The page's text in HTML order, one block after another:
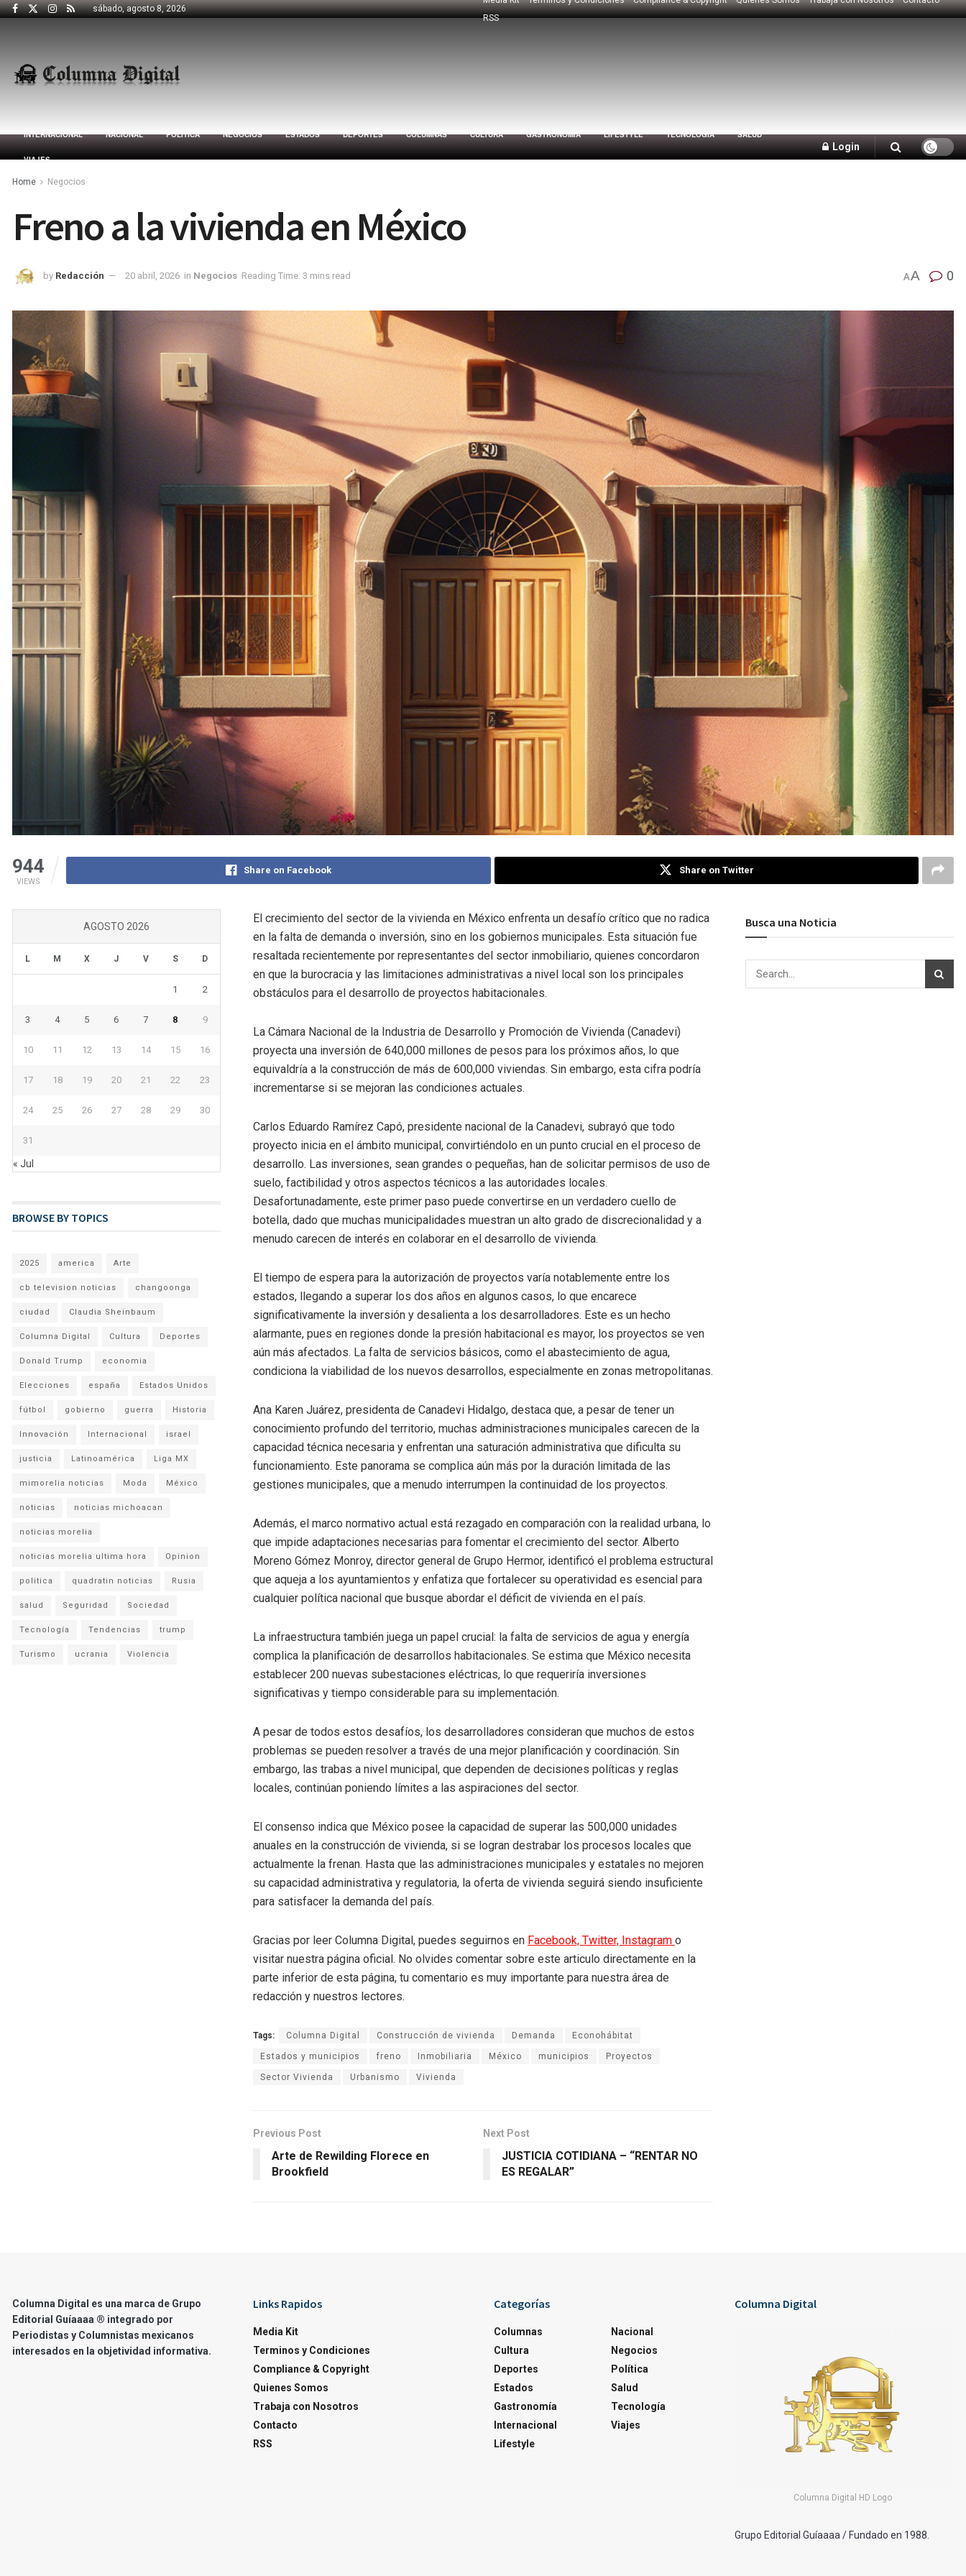
sábado, agosto 8, 2026
RSS
INTERNACIONAL NACIONAL POLÍTICA NEGOCIOS ESTADOS DEPORTES COLUMNAS CULTURA GASTRONOMÍA LIFESTYLE TECNOLOGÍA SALUD
VIAJES
Login
Home Negocios
Freno a la vivienda en México
by Redacción 20 abril, 2026 in Negocios Reading Time: 3 mins read AA 0
944
VIEWS
Share on Facebook Share on Twitter
El crecimiento del sector de la vivienda en México enfrenta un desafío crítico que no radica
en la falta de demanda o inversión, sino en los gobiernos municipales. Esta situación fue
resaltada recientemente por representantes del sector inmobiliario, quienes concordaron
en que la burocracia y las limitaciones administrativas a nivel local son los principales
obstáculos para el desarrollo de proyectos habitacionales.
La Cámara Nacional de la Industria de Desarrollo y Promoción de Vivienda (Canadevi)
proyecta una inversión de 640,000 millones de pesos para los próximos años, lo que
equivaldría a la construcción de más de 600,000 viviendas. Sin embargo, esta cifra podría
incrementarse si se mejoran las condiciones actuales.
Carlos Eduardo Ramírez Capó, presidente nacional de la Canadevi, subrayó que todo
proyecto inicia en el ámbito municipal, convirtiéndolo en un punto crucial en el proceso de
desarrollo. Las inversiones, sean grandes o pequeñas, han de solicitar permisos de uso de
suelo, factibilidad y otros aspectos técnicos a las autoridades locales.
Desafortunadamente, este primer paso puede convertirse en un verdadero cuello de
botella, dado que muchas municipalidades muestran un alto grado de discrecionalidad y a
menudo carecen de interés en colaborar en el desarrollo de vivienda.
El tiempo de espera para la autorización de proyectos varía notablemente entre los
estados, llegando a superar los dos años en algunos casos, lo que encarece
significativamente la inversión y desalienta a los desarrolladores. Este es un hecho
alarmante, pues en regiones donde la presión habitacional es mayor, los proyectos se ven
aún más afectados. La falta de servicios básicos, como el abastecimiento de agua,
condiciona la viabilidad de los nuevos desarrollos, especialmente en zonas metropolitanas.
Ana Karen Juárez, presidenta de Canadevi Hidalgo, destaca que, a pesar de tener un
conocimiento profundo del territorio, muchas administraciones municipales carecen de la
capacidad técnica necesaria y enfrentan una saturación administrativa que dificulta su
funcionamiento. Este panorama se complica aún más por la duración limitada de las
gestiones municipales, que a menudo interrumpen la continuidad de los proyectos.
Además, el marco normativo actual está rezagado en comparación con la realidad urbana, lo
que impide adaptaciones necesarias para fomentar el crecimiento del sector. Alberto
Moreno Gómez Monroy, director general de Grupo Hermor, identificó el problema estructural
que aqueja a los ayuntamientos y enfatiza que fortalecer su operatividad es esencial para
cualquier política nacional que busque abordar el déficit de vivienda en el país.
La infraestructura también juega un papel crucial: la falta de servicios de agua y energía
complica la planificación de desarrollos habitacionales. Se estima que México necesita
establecer 200 nuevas subestaciones eléctricas, lo que requeriría inversiones
significativas y tiempo considerable para su implementación.
A pesar de todos estos desafíos, los desarrolladores consideran que muchos de estos
problemas se pueden resolver a través de una mejor planificación y coordinación. Sin
embargo, las trabas a nivel municipal, que dependen de decisiones políticas y reglas
locales, continúan poniendo límites a las aspiraciones del sector.
El consenso indica que México posee la capacidad de superar las 500,000 unidades
anuales en la construcción de vivienda, si se logran destrabar los procesos locales que
actualmente la frenan. Hasta que las administraciones municipales y estatales no mejoren
su capacidad administrativa y regulatoria, la oferta de vivienda seguirá siendo insuficiente
para satisfacer la demanda del país.
Gracias por leer Columna Digital, puedes seguirnos en Facebook, Twitter, Instagram o
visitar nuestra página oficial. No olvides comentar sobre este articulo directamente en la
parte inferior de esta página, tu comentario es muy importante para nuestra área de
redacción y nuestros lectores.
Tags: Columna Digital Construcción de vivienda Demanda Econohábitat
Estados y municipios freno Inmobiliaria México municipios Proyectos
Sector Vivienda Urbanismo Vivienda
Previous Post
Arte de Rewilding Florece en
Brookfield
Next Post
JUSTICIA COTIDIANA – “RENTAR NO
ES REGALAR”
AGOSTO 2026
L M X J V S D
1 2
3 4 5 6 7 8 9
10 11 12 13 14 15 16
17 18 19 20 21 22 23
24 25 26 27 28 29 30
31
« Jul
BROWSE BY TOPICS
2025 america Arte
cb television noticias changoonga
ciudad Claudia Sheinbaum
Columna Digital Cultura Deportes
Donald Trump economia
Elecciones españa Estados Unidos
fútbol gobierno guerra Historia
Innovación Internacional israel
justicia Latinoamérica Liga MX
mimorelia noticias Moda México
noticias noticias michoacan
noticias morelia
noticias morelia ultima hora Opinion
politica quadratin noticias Rusia
salud Seguridad Sociedad
Tecnología Tendencias trump
Turismo ucrania Violencia
Busca una Noticia
Columna Digital es una marca de Grupo
Editorial Guíaaaa ® integrado por
Periodistas y Columnistas mexicanos
interesados en la objetividad informativa.
Links Rapidos
Media Kit
Terminos y Condiciones
Compliance & Copyright
Quienes Somos
Trabaja con Nosotros
Contacto
RSS
Categorías
Columnas
Cultura
Deportes
Estados
Gastronomía
Internacional
Lifestyle
Nacional
Negocios
Política
Salud
Tecnología
Viajes
Columna Digital
Columna Digital HD Logo
Grupo Editorial Guíaaaa / Fundado en 1988.